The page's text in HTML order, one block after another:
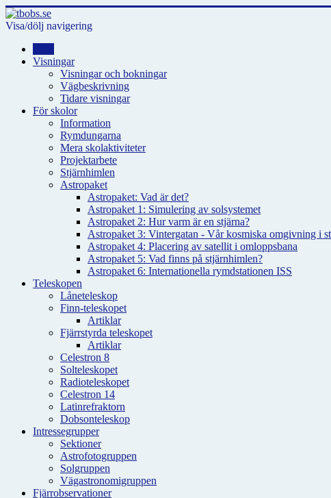
Visa/dölj navigering
Visningar
Visningar och bokningar
Vägbeskrivning
Tidare visningar
För skolor
Information
Rymdungarna
Mera skolaktiviteter
Projektarbete
Stjärnhimlen
Astropaket
Astropaket: Vad är det?
Astropaket 1: Simulering av solsystemet
Astropaket 2: Hur varm är en stjärna?
Astropaket 3: Vintergatan - Vår kosmiska omgivning i
Astropaket 4: Placering av satellit i omloppsbana
Astropaket 5: Vad finns på stjärnhimlen?
Astropaket 6: Internationella rymdstationen ISS
Teleskopen
Låneteleskop
Finn-teleskopet
Artiklar
Fjärrstyrda teleskopet
Artiklar
Celestron 8
Solteleskopet
Radioteleskopet
Celestron 14
Latinrefraktorn
Dobsonteleskop
Intressegrupper
Sektioner
Astrofotogruppen
Solgruppen
Vägastronomigruppen
Fjärrobservationer